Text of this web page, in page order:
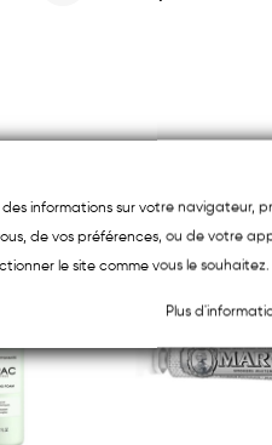
Nouveau
informations sur votre navigateur,
de vos préférences, ou de votre
le site comme vous le souhaitez.
Plus